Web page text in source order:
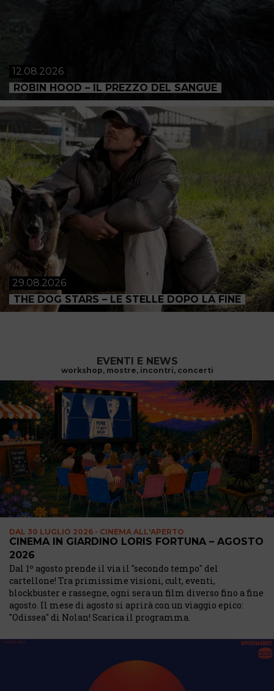
12.08.2026
ROBIN HOOD – IL PREZZO DEL SANGUE
29.08.2026
THE DOG STARS – LE STELLE DOPO LA FINE
EVENTI E NEWS
workshop, mostre, incontri, concerti
DAL 30 LUGLIO 2026 - CINEMA ALL'APERTO
CINEMA IN GIARDINO LORIS FORTUNA – AGOSTO
2026
Dal 1º agosto prende il via il "secondo tempo" del
cartellone! Tra primissime visioni, cult, eventi,
blockbuster e rassegne, ogni sera un film diverso fino a fine
agosto. Il mese di agosto si aprirà con un viaggio epico:
"Odissea" di Nolan! Scarica il programma.